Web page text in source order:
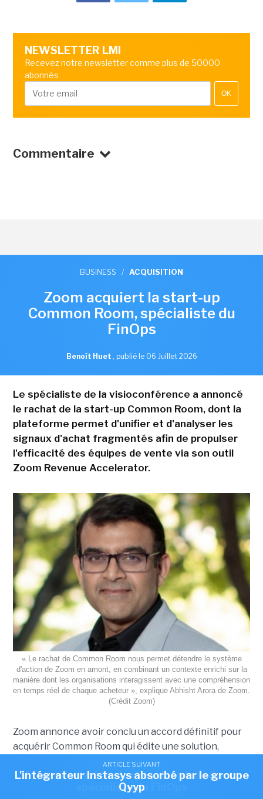
NEWSLETTER LMI
Recevez notre newsletter comme plus de 50000
abonnés
OK
Commentaire
ARTICLE SUIVANT
Zoom acquiert la start-up Common Room,
spécialiste du FinOps
BUSINESS / ACQUISITION
Zoom acquiert la start-up
Common Room, spécialiste du
FinOps
Benoît Huet , publié le 06 Juillet 2026
Le spécialiste de la visioconférence a annoncé
le rachat de la start-up Common Room, dont la
plateforme permet d'unifier et d'analyser les
signaux d'achat fragmentés afin de propulser
l'efficacité des équipes de vente via son outil
Zoom Revenue Accelerator.
« Le rachat de Common Room nous permet détendre le système
d'action de Zoom en amont, en combinant un contexte enrichi sur la
manière dont les organisations interagissent avec une compréhension
en temps réel de chaque acheteur », explique Abhisht Arora de Zoom.
(Crédit Zoom)
Zoom annonce avoir conclu un accord définitif pour
acquérir Common Room qui édite une solution,
boostée à l’IA, permettant d'analyser et de
centraliser tous les signaux d'achat éparpillés d'un
client (systèmes CRM, données sur l’utilisation des
ARTICLE SUIVANT
L'intégrateur Instasys absorbé par le groupe
Qyyp